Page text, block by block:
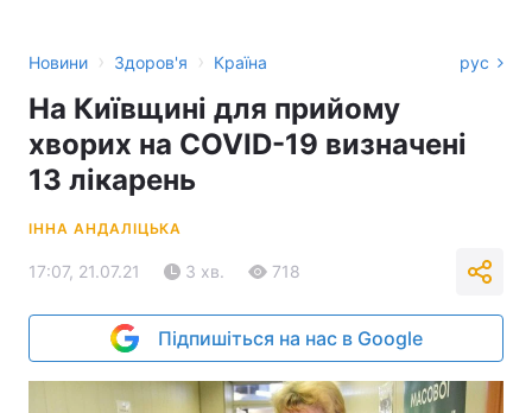
Новини › Здоров'я › Країна рус
На Київщині для прийому
хворих на COVID-19 визначені
13 лікарень
ІННА АНДАЛІЦЬКА
17:07, 21.07.21 3 хв. 718
Підпишіться на нас в Google